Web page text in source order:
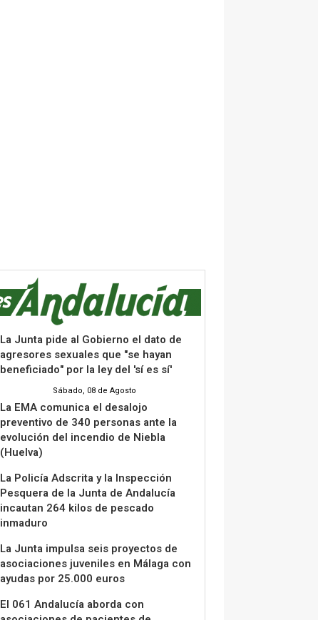
La Junta pide al Gobierno el dato de
agresores sexuales que "se hayan
beneficiado" por la ley del 'sí es sí'
Sábado, 08 de Agosto
La EMA comunica el desalojo
preventivo de 340 personas ante la
evolución del incendio de Niebla
(Huelva)
La Policía Adscrita y la Inspección
Pesquera de la Junta de Andalucía
incautan 264 kilos de pescado
inmaduro
La Junta impulsa seis proyectos de
asociaciones juveniles en Málaga con
ayudas por 25.000 euros
El 061 Andalucía aborda con